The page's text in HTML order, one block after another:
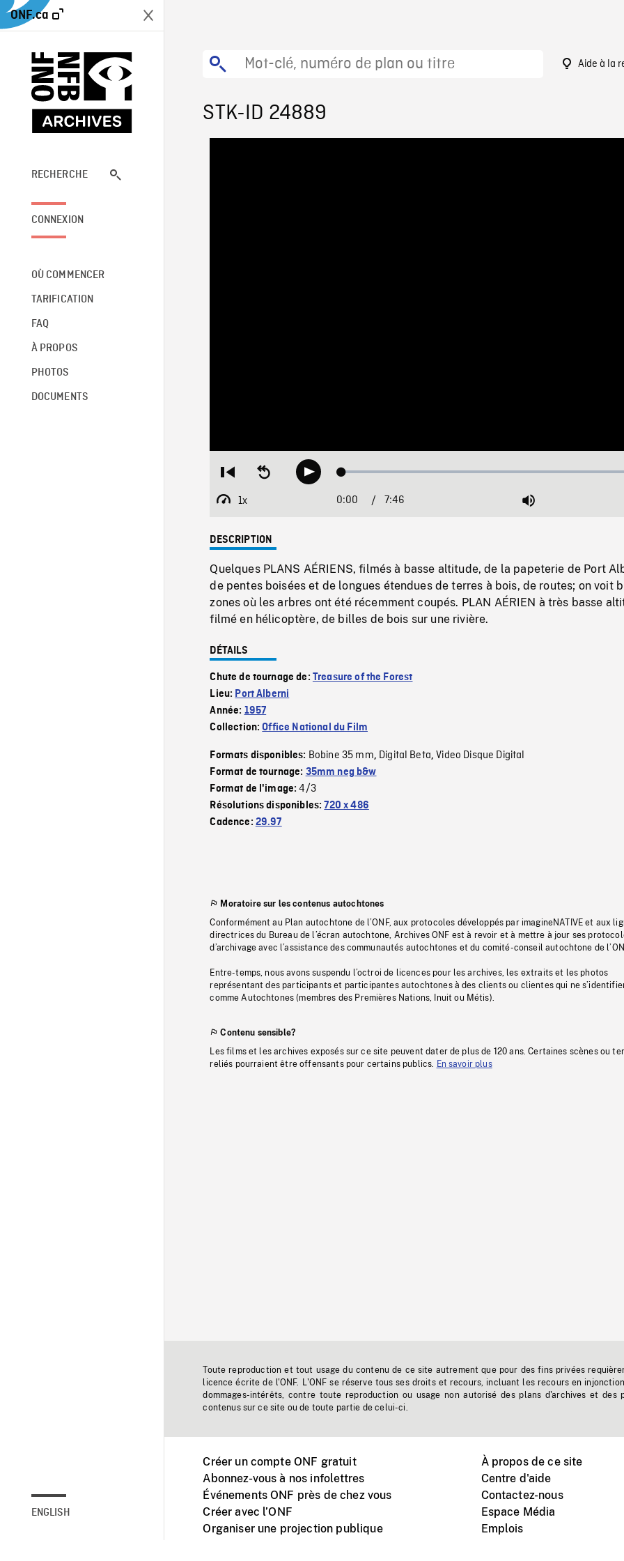
ONF.ca
RECHERCHE
CONNEXION
OÙ COMMENCER
TARIFICATION
FAQ
À PROPOS
PHOTOS
DOCUMENTS
ENGLISH
Aide à la
STK-ID 24889
Restart
beginning
Seek
backwardPlay Loaded:
1x
Playback
Current
0:00 / 7:46 Mute
DESCRIPTION
Quelques PLANS AÉRIENS, filmés à basse altitude, de la papeterie de Port
de pentes boisées et de longues étendues de terres à bois, de routes; on voit
zones où les arbres ont été récemment coupés. PLAN AÉRIEN à très basse
filmé en hélicoptère, de billes de bois sur une rivière.
DÉTAILS
Chute de tournage de: Treasure of the Forest
Lieu: Port Alberni
Année: 1957
Collection:Office National du Film
Formats disponibles: Bobine 35 mm, Digital Beta,Video Disque Digital
Format de tournage: 35mm neg b&w
Format de l'image:4/3
Résolutions disponibles:720 x 486
Cadence: 29.97
Moratoire sur les contenus autochtones
Conformément au Plan autochtone de l’ONF, aux protocoles développés par imagineNATIVE et aux
directrices du Bureau de l’écran autochtone, Archives ONF est à revoir et à mettre à jour ses
d’archivage avec l’assistance des communautés autochtones et du comité-conseil autochtone de
Entre-temps, nous avons suspendu l’octroi de licences pour les archives, les extraits et les photos
représentant des participants et participantes autochtones à des clients ou clientes qui ne
comme Autochtones (membres des Premières Nations, Inuit ou Métis).
Contenu sensible?
Les films et les archives exposés sur ce site peuvent dater de plus de 120 ans. Certaines scènes ou
reliés pourraient être offensants pour certains publics.
En savoir plus
Toute reproduction et tout usage du contenu de ce site autrement que pour des fins privées
licence écrite de l'ONF. L'ONF se réserve tous ses droits et recours, incluant les recours en
dommages-intérêts, contre toute reproduction ou usage non autorisé des plans d'archives et des
contenus sur ce site ou de toute partie de celui-ci.
Créer un compte ONF gratuit
Abonnez-vous à nos infolettres
Événements ONF près de chez vous
Créer avec l’ONF
Organiser une projection publique
À propos de ce site
Centre d'aide
Contactez-nous
Espace Média
Emplois